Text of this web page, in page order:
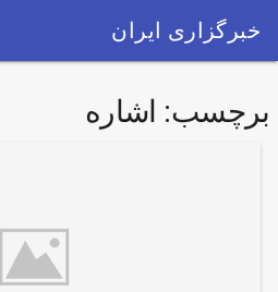
خبرگزاری ایران
برچسب: اشاره